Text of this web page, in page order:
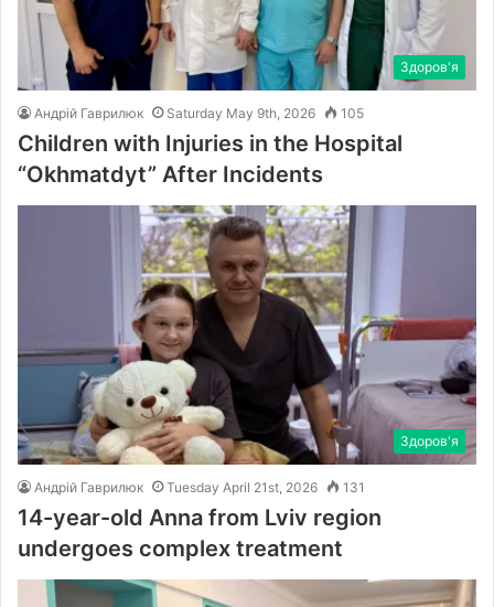
Здоров'я
Андрій Гаврилюк Saturday May 9th, 2026 105
Children with Injuries in the Hospital
“Okhmatdyt” After Incidents
Здоров'я
Андрій Гаврилюк Tuesday April 21st, 2026 131
14-year-old Anna from Lviv region
undergoes complex treatment